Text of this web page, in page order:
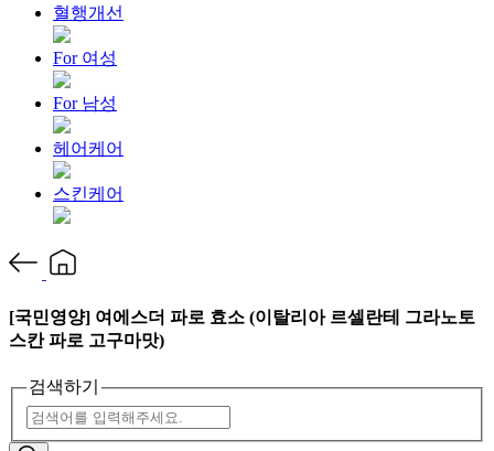
혈행개선
For 여성
For 남성
헤어케어
스킨케어
[국민영양] 여에스더 파로 효소 (이탈리아 르셀란테 그라노토
스칸 파로 고구마맛)
검색하기